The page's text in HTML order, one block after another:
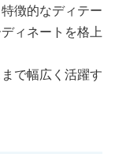
徴的なディテー
ィネートを格上
で幅広く活躍す